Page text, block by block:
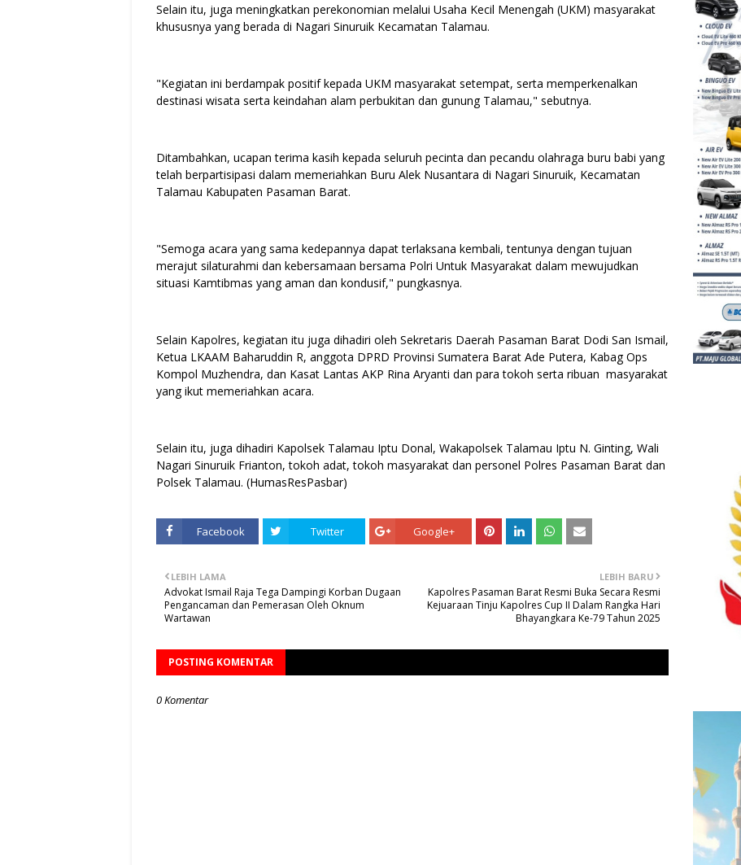
Selain itu, juga meningkatkan perekonomian melalui Usaha Kecil Menengah (UKM) masyarakat
khususnya yang berada di Nagari Sinuruik Kecamatan Talamau.
"Kegiatan ini berdampak positif kepada UKM masyarakat setempat, serta memperkenalkan
destinasi wisata serta keindahan alam perbukitan dan gunung Talamau," sebutnya.
Ditambahkan, ucapan terima kasih kepada seluruh pecinta dan pecandu olahraga buru babi yang
telah berpartisipasi dalam memeriahkan Buru Alek Nusantara di Nagari Sinuruik, Kecamatan
Talamau Kabupaten Pasaman Barat.
"Semoga acara yang sama kedepannya dapat terlaksana kembali, tentunya dengan tujuan
merajut silaturahmi dan kebersamaan bersama Polri Untuk Masyarakat dalam mewujudkan
situasi Kamtibmas yang aman dan kondusif," pungkasnya.
Selain Kapolres, kegiatan itu juga dihadiri oleh Sekretaris Daerah Pasaman Barat Dodi San Ismail,
Ketua LKAAM Baharuddin R, anggota DPRD Provinsi Sumatera Barat Ade Putera, Kabag Ops
Kompol Muzhendra, dan Kasat Lantas AKP Rina Aryanti dan para tokoh serta ribuan masyarakat
yang ikut memeriahkan acara.
Selain itu, juga dihadiri Kapolsek Talamau Iptu Donal, Wakapolsek Talamau Iptu N. Ginting, Wali
Nagari Sinuruik Frianton, tokoh adat, tokoh masyarakat dan personel Polres Pasaman Barat dan
Polsek Talamau. (HumasResPasbar)
Facebook Twitter Google+
LEBIH BARU
Kapolres Pasaman Barat Resmi Buka Secara Resmi
Kejuaraan Tinju Kapolres Cup II Dalam Rangka Hari
Bhayangkara Ke-79 Tahun 2025
LEBIH LAMA
Advokat Ismail Raja Tega Dampingi Korban Dugaan
Pengancaman dan Pemerasan Oleh Oknum
Wartawan
POSTING KOMENTAR
0 Komentar